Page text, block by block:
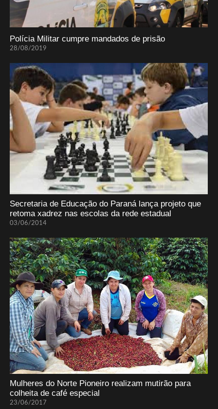
Polícia Militar cumpre mandados de prisão
28/08/2019
Secretaria de Educação do Paraná lança projeto que
retoma xadrez nas escolas da rede estadual
03/06/2014
Mulheres do Norte Pioneiro realizam mutirão para
colheita de café especial
23/06/2017